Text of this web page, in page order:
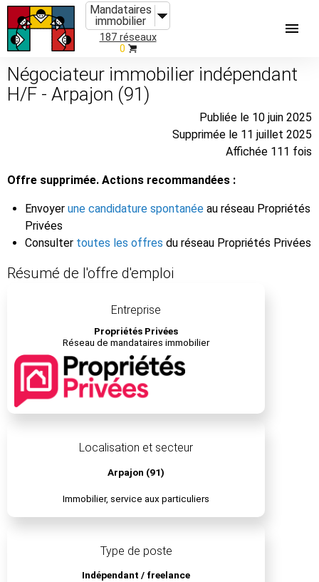
Mandataires
immobilier
187 réseaux
0
Négociateur immobilier indépendant
H/F - Arpajon (91)
Publiée le 10 juin 2025
Supprimée le 11 juillet 2025
Affichée 111 fois
Offre supprimée. Actions recommandées :
Envoyer une candidature spontanée au réseau Propriétés
Privées
Consulter toutes les offres du réseau Propriétés Privées
Résumé de l'offre d'emploi
Entreprise
Propriétés Privées
Réseau de mandataires immobilier
Localisation et secteur
Arpajon (91)
Immobilier, service aux particuliers
Type de poste
Indépendant / freelance